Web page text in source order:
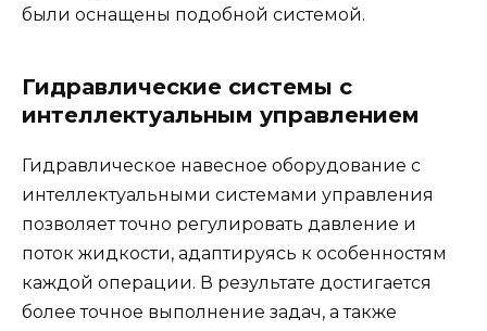
были оснащены подобной системой.
Гидравлические системы с
интеллектуальным управлением
Гидравлическое навесное оборудование с
интеллектуальными системами управления
позволяет точно регулировать давление и
поток жидкости, адаптируясь к особенностям
каждой операции. В результате достигается
более точное выполнение задач, а также